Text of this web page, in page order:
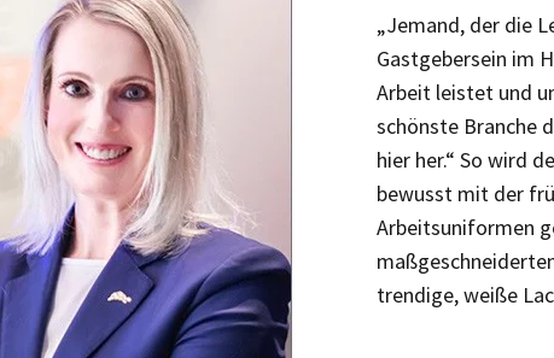
„Jemand, der die
Gastgebersein im
Arbeit leistet und
schönste Branche
hier her.“ So wird
bewusst mit der
Arbeitsuniformen
trendige, weiße